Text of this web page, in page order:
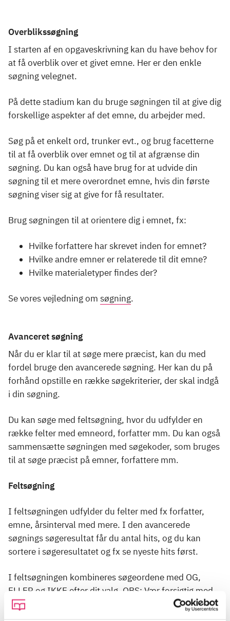
Overblikssøgning
I starten af en opgaveskrivning kan du have behov for
at få overblik over et givet emne. Her er den enkle
søgning velegnet.
På dette stadium kan du bruge søgningen til at give dig
forskellige aspekter af det emne, du arbejder med.
Søg på et enkelt ord, trunker evt., og brug facetterne
til at få overblik over emnet og til at afgrænse din
søgning. Du kan også have brug for at udvide din
søgning til et mere overordnet emne, hvis din første
søgning viser sig at give for få resultater.
Brug søgningen til at orientere dig i emnet, fx:
Hvilke forfattere har skrevet inden for emnet?
Hvilke andre emner er relaterede til dit emne?
Hvilke materialetyper findes der?
Se vores vejledning om søgning.
Avanceret søgning
Når du er klar til at søge mere præcist, kan du med
fordel bruge den avancerede søgning. Her kan du på
forhånd opstille en række søgekriterier, der skal indgå
i din søgning.
Du kan søge med feltsøgning, hvor du udfylder en
række felter med emneord, forfatter mm. Du kan også
sammensætte søgningen med søgekoder, som bruges
til at søge præcist på emner, forfattere mm.
Feltsøgning
I feltsøgningen udfylder du felter med fx forfatter,
emne, årsinterval med mere. I den avancerede
søgnings søgeresultat får du antal hits, og du kan
sortere i søgeresultatet og fx se nyeste hits først.
I feltsøgningen kombineres søgeordene med OG,
ELLER og IKKE efter dit valg. OBS: Vær forsigtig med
at bruge IKKE. Brug af IKKE kan sagtens udelukke